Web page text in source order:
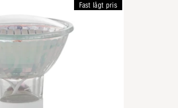
Fast lågt pris